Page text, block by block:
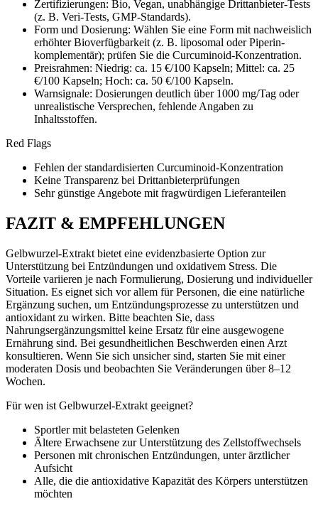
Zertifizierungen: Bio, Vegan, unabhängige Drittanbieter-Tests
(z. B. Veri-Tests, GMP-Standards).
Form und Dosierung: Wählen Sie eine Form mit nachweislich
erhöhter Bioverfügbarkeit (z. B. liposomal oder Piperin-
komplementär); prüfen Sie die Curcuminoid-Konzentration.
Preisrahmen: Niedrig: ca. 15 €/100 Kapseln; Mittel: ca. 25
€/100 Kapseln; Hoch: ca. 50 €/100 Kapseln.
Warnsignale: Dosierungen deutlich über 1000 mg/Tag oder
unrealistische Versprechen, fehlende Angaben zu
Inhaltsstoffen.
Red Flags
Fehlen der standardisierten Curcuminoid-Konzentration
Keine Transparenz bei Drittanbieterprüfungen
Sehr günstige Angebote mit fragwürdigen Lieferanteilen
FAZIT & EMPFEHLUNGEN
Gelbwurzel-Extrakt bietet eine evidenzbasierte Option zur
Unterstützung bei Entzündungen und oxidativem Stress. Die
Vorteile variieren je nach Formulierung, Dosierung und individueller
Situation. Es eignet sich vor allem für Personen, die eine natürliche
Ergänzung suchen, um Entzündungsprozesse zu unterstützen und
antioxidant zu wirken. Bitte beachten Sie, dass
Nahrungsergänzungsmittel keine Ersatz für eine ausgewogene
Ernährung sind. Bei gesundheitlichen Beschwerden einen Arzt
konsultieren. Wenn Sie sich unsicher sind, starten Sie mit einer
moderaten Dosis und beobachten Sie Veränderungen über 8–12
Wochen.
Für wen ist Gelbwurzel-Extrakt geeignet?
Sportler mit belasteten Gelenken
Ältere Erwachsene zur Unterstützung des Zellstoffwechsels
Personen mit chronischen Entzündungen, unter ärztlicher
Aufsicht
Alle, die die antioxidative Kapazität des Körpers unterstützen
möchten